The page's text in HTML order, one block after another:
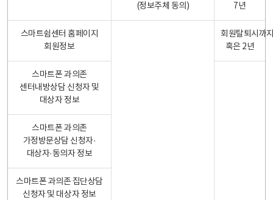
(정보주체 동의)
7년
스마트쉼센터 홈페이지
회원정보
회원탈퇴시까
혹은 2년
스마트폰 과의존
센터내방상담 신청자 및
대상자 정보
스마트폰 과의존
가정방문상담 신청자·
대상자·동의자 정보
스마트폰 과의존 집단상담
신청자 및 대상자 정보